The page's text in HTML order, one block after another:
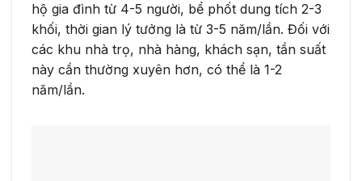
hộ gia đình từ 4-5 người, bể phốt dung tích 2-3
khối, thời gian lý tưởng là từ 3-5 năm/lần. Đối với
các khu nhà trọ, nhà hàng, khách sạn, tần suất
này cần thường xuyên hơn, có thể là 1-2
năm/lần.